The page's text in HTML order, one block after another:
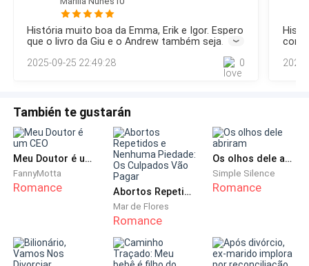
— Já vou pensar em um jeito de torturá-lo — falou
papai, mas fomos interrompidos com a porta abrindo
e minha melhor amiga passando por ela.
— Sim —corri e abracei a mesma.
— Vão descendo que levarei o resto das malas —
falou papai
Segurei a mão da Giulia e descemos as escadas e
avistamos o tio Nate sentado no sofá.
— Tio Nate — corri e abracei o mesmo.
aconteceu meu amor? _disse Erik preocupado. - Eu sofri um
acidente e estou sangrando _funguei_ estou com medo. -
Onde você está? _disse Igor tomando a frente do irmão. -
Indo para o hospital _falei.- Está indo sozinha? _perguntou
Erik_ nos fala para qua
História muito boa da Emma, Erik e Igor. Espero
que o livro da Giu e o Andrew também seja
livro da Ayla. E por que não dos trigêmeos? Por
2025-09-25 22:49:28 0
También te gustarán
Meu Doutor é um CEO
FannyMotta
Romance Abortos Repetidos e Nenhuma Piedade: Os Culpados Vão Pagar
Mar de Flores
Romance
Os olhos dele abriram
Simple Silence
Romance